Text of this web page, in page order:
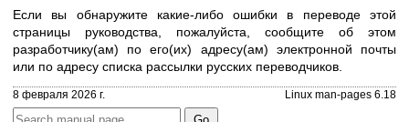
Если вы обнаружите какие-либо ошибки в переводе этой
страницы руководства, пожалуйста, сообщите об этом
разработчику(ам) по его(их) адресу(ам) электронной почты
или по адресу списка рассылки русских переводчиков.
8 февраля 2026 г. Linux man-pages 6.18